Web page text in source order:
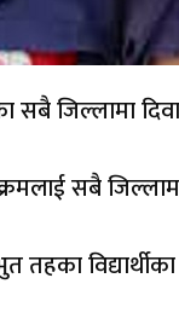
जिल्लामा
सबै